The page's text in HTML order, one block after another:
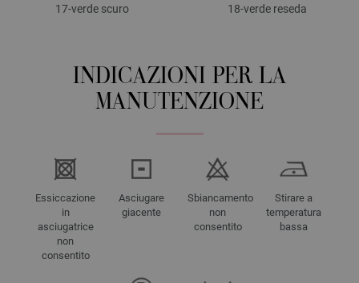
17-verde scuro 18-verde reseda
INDICAZIONI PER LA
MANUTENZIONE
Essiccazione
in
asciugatrice
non
consentito
Asciugare
giacente
Sbiancamento
non
consentito
Stirare a
temperatura
bassa